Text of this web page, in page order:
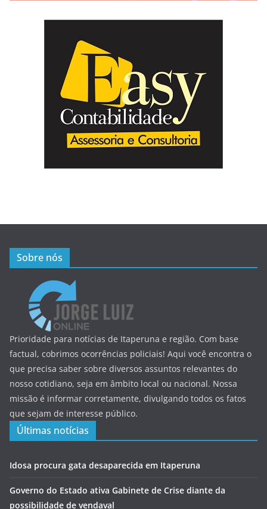
Sobre nós
Prioridade para notícias de Itaperuna e região. Com base
factual, cobrimos ocorrências policiais! Aqui você encontra o
que precisa saber sobre diversos assuntos relevantes do
nosso cotidiano, seja em âmbito local ou nacional. Nossa
missão é informar corretamente, divulgando todos os fatos
que sejam de interesse público.
Últimas notícias
Idosa procura gata desaparecida em Itaperuna
Governo do Estado ativa Gabinete de Crise diante da
possibilidade de vendaval